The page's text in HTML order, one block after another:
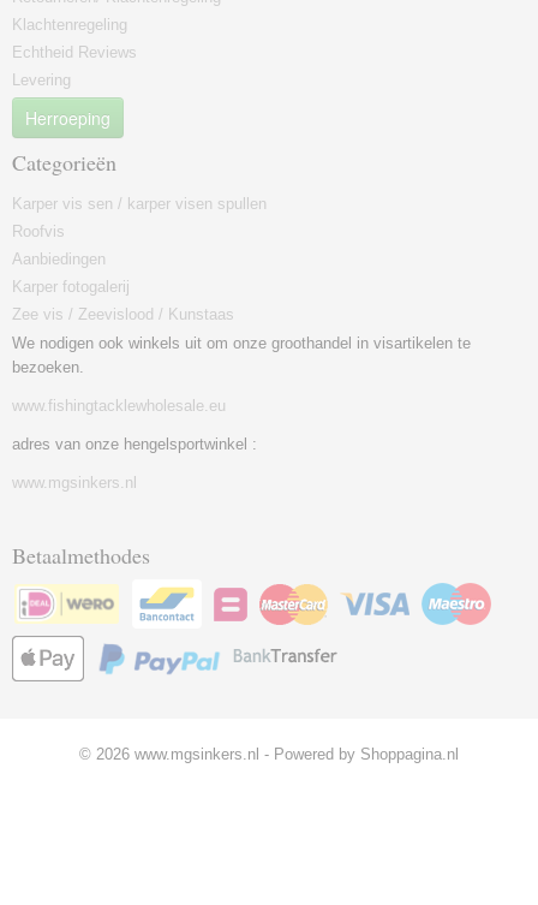
Klachtenregeling
Echtheid Reviews
Levering
Herroeping
Categorieën
Karper vis sen / karper visen spullen
Roofvis
Aanbiedingen
Karper fotogalerij
Zee vis / Zeevislood / Kunstaas
We nodigen ook winkels uit om onze groothandel in visartikelen te
bezoeken.
www.fishingtacklewholesale.eu
adres van onze hengelsportwinkel :
www.mgsinkers.nl
Betaalmethodes
© 2026 www.mgsinkers.nl - Powered by Shoppagina.nl